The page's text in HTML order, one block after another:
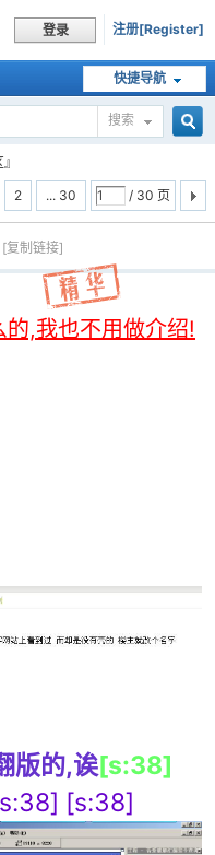
登录 注册[Register]
快捷导航
搜索
2 ... 30 / 30 页
[复制链接]
,我也不用做介绍!
版的,诶[s:38]
[s:38]